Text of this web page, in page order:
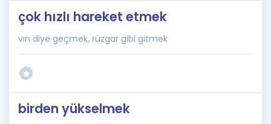
çok hızlı hareket etmek
vın diye geçmek, rüzgar gibi gitmek
birden yükselmek